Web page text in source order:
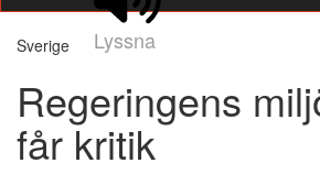
Lyssna
Sverige
Regeringens
får kritik